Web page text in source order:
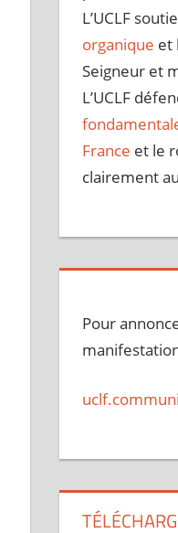
L’UCLF
organique et
Seigneur et
L’UCLF
France et le
clairement
Pour